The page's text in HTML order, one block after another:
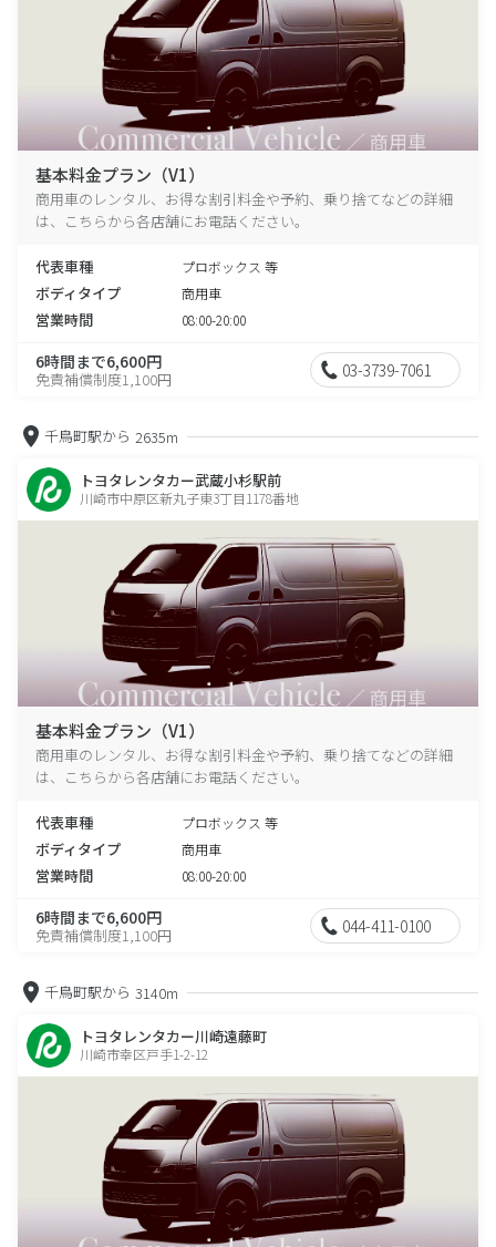
基本料金プラン（V1）
商用車のレンタル、お得な割引料金や予約、乗り捨てなどの詳細
は、こちらから各店舗にお電話ください。
代表車種 プロボックス 等
ボディタイプ 商用車
営業時間 08:00-20:00
6時間まで6,600円
免責補償制度1,100円 03-3739-7061
千鳥町駅から 2635m
トヨタレンタカー武蔵小杉駅前
川崎市中原区新丸子東3丁目1178番地
基本料金プラン（V1）
商用車のレンタル、お得な割引料金や予約、乗り捨てなどの詳細
は、こちらから各店舗にお電話ください。
代表車種 プロボックス 等
ボディタイプ 商用車
営業時間 08:00-20:00
6時間まで6,600円
免責補償制度1,100円 044-411-0100
千鳥町駅から 3140m
トヨタレンタカー川崎遠藤町
川崎市幸区戸手1-2-12